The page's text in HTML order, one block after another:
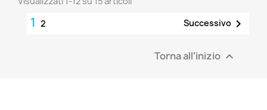
1 2 Successivo 
Torna all'inizio 